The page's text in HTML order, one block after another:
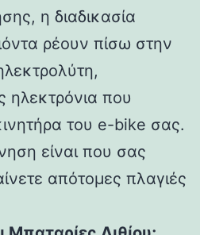
η διαδικασία
ρέουν πίσω στην
ηλεκτρόνια που
του e-bike σας.
είναι που σας
απότομες πλαγιές